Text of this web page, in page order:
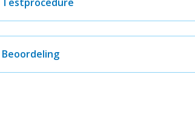
Beoordeling